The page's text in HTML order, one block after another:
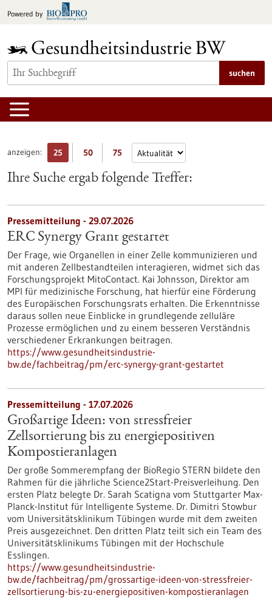
Inhalt
Powered by
suchen
anzeigen: 25 50 75
Ihre Suche ergab folgende Treffer:
Pressemitteilung - 29.07.2026
ERC Synergy Grant gestartet
Der Frage, wie Organellen in einer Zelle kommunizieren und
mit anderen Zellbestandteilen interagieren, widmet sich das
Forschungsprojekt MitoContact. Kai Johnsson, Direktor am
MPI für medizinische Forschung, hat hierfür eine Förderung
des Europäischen Forschungsrats erhalten. Die Erkenntnisse
daraus sollen neue Einblicke in grundlegende zelluläre
Prozesse ermöglichen und zu einem besseren Verständnis
verschiedener Erkrankungen beitragen.
https://www.gesundheitsindustrie-
bw.de/fachbeitrag/pm/erc-synergy-grant-gestartet
Pressemitteilung - 17.07.2026
Großartige Ideen: von stressfreier
Zellsortierung bis zu energiepositiven
Kompostieranlagen
Der große Sommerempfang der BioRegio STERN bildete den
Rahmen für die jährliche Science2Start-Preisverleihung. Den
ersten Platz belegte Dr. Sarah Scatigna vom Stuttgarter Max-
Planck-Institut für Intelligente Systeme. Dr. Dimitri Stowbur
vom Universitätsklinikum Tübingen wurde mit dem zweiten
Preis ausgezeichnet. Den dritten Platz teilt sich ein Team des
Universitätsklinikums Tübingen mit der Hochschule
Esslingen.
https://www.gesundheitsindustrie-
bw.de/fachbeitrag/pm/grossartige-ideen-von-stressfreier-
zellsortierung-bis-zu-energiepositiven-kompostieranlagen